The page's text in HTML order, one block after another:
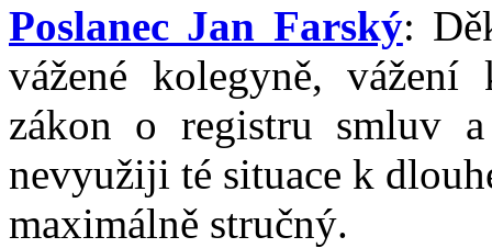
Poslanec Jan Farský:
vážené kolegyně,
zákon o registru smluv a
nevyužiji té situace k
maximálně stručný.